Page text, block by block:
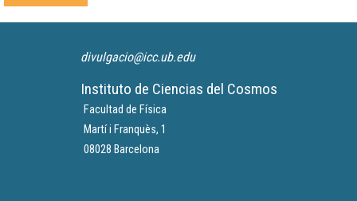
divulgacio@icc.ub.edu
Instituto de Ciencias del Cosmos
Facultad de Física
Martí i Franquès, 1
08028 Barcelona